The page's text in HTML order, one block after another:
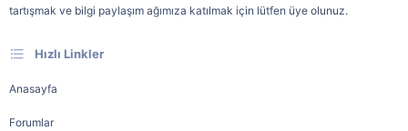
tartışmak ve bilgi paylaşım ağımıza katılmak için lütfen üye olunuz.
Hızlı Linkler
Anasayfa
Forumlar